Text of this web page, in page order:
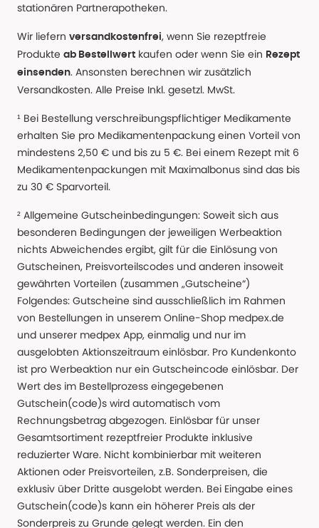
stationären Partnerapotheken.
Wir liefern versandkostenfrei, wenn Sie rezeptfreie
Produkte ab Bestellwert kaufen oder wenn Sie ein Rezept
einsenden. Ansonsten berechnen wir zusätzlich
Versandkosten. Alle Preise Inkl. gesetzl. MwSt.
¹ Bei Bestellung verschreibungspflichtiger Medikamente
erhalten Sie pro Medikamentenpackung einen Vorteil von
mindestens 2,50 € und bis zu 5 €. Bei einem Rezept mit 6
Medikamentenpackungen mit Maximalbonus sind das bis
zu 30 € Sparvorteil.
² Allgemeine Gutscheinbedingungen: Soweit sich aus
besonderen Bedingungen der jeweiligen Werbeaktion
nichts Abweichendes ergibt, gilt für die Einlösung von
Gutscheinen, Preisvorteilscodes und anderen insoweit
gewährten Vorteilen (zusammen „Gutscheine“)
Folgendes: Gutscheine sind ausschließlich im Rahmen
von Bestellungen in unserem Online-Shop medpex.de
und unserer medpex App, einmalig und nur im
ausgelobten Aktionszeitraum einlösbar. Pro Kundenkonto
ist pro Werbeaktion nur ein Gutscheincode einlösbar. Der
Wert des im Bestellprozess eingegebenen
Gutschein(code)s wird automatisch vom
Rechnungsbetrag abgezogen. Einlösbar für unser
Gesamtsortiment rezeptfreier Produkte inklusive
reduzierter Ware. Nicht kombinierbar mit weiteren
Aktionen oder Preisvorteilen, z.B. Sonderpreisen, die
exklusiv über Dritte ausgelobt werden. Bei Eingabe eines
Gutschein(code)s kann ein höherer Preis als der
Sonderpreis zu Grunde gelegt werden. Ein den